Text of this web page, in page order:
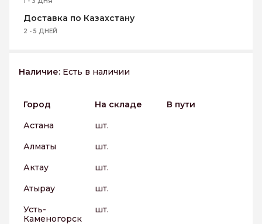
Доставка по Казахстану
2 - 5 ДНЕЙ
Наличие: Есть в наличии
Город На складе
В пути
Астана
шт.
Алматы
шт.
Актау
шт.
Атырау
шт.
Усть-
Каменогорск
шт.